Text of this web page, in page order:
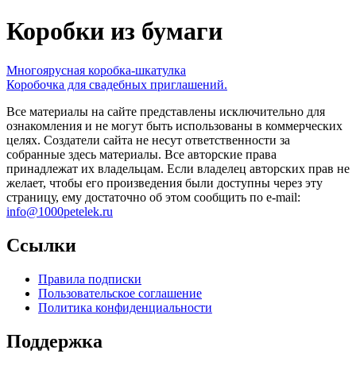
Коробки из бумаги
Многоярусная коробка-шкатулка
Коробочка для свадебных приглашений.
Все материалы на сайте представлены исключительно для
ознакомления и не могут быть использованы в коммерческих
целях. Создатели сайта не несут ответственности за
собранные здесь материалы. Все авторские права
принадлежат их владельцам. Если владелец авторских прав не
желает, чтобы его произведения были доступны через эту
страницу, ему достаточно об этом сообщить по e-mail:
info@1000petelek.ru
Ссылки
Правила подписки
Пользовательское соглашение
Политика конфиденциальности
Поддержка